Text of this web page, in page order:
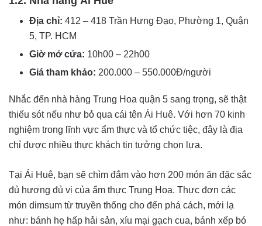
Địa chỉ: 412 – 418 Trần Hưng Đạo, Phường 1, Quận
5, TP. HCM
Giờ mở cửa: 10h00 – 22h00
Giá tham khảo: 200.000 – 550.000Đ/người
Nhắc đến nhà hàng Trung Hoa quận 5 sang trọng, sẽ thật
thiếu sót nếu như bỏ qua cái tên Ái Huê. Với hơn 70 kinh
nghiệm trong lĩnh vực ẩm thực và tổ chức tiệc, đây là địa
chỉ được nhiều thực khách tin tưởng chọn lựa.
Tại Ái Huê, bạn sẽ chìm đắm vào hơn 200 món ăn đặc sắc
đủ hương đủ vị của ẩm thực Trung Hoa. Thực đơn các
món dimsum từ truyền thống cho đến phá cách, mới lạ
như: bánh hẹ hấp hải sản, xíu mại gạch cua, bánh xếp bó